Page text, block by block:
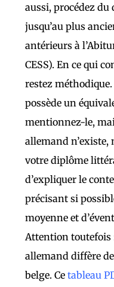
aussi, procédez
jusqu’au plus
antérieurs à
CESS). En ce qui
restez
possède un
mentionnez-le,
allemand n’existe,
votre diplôme
d’expliquer le
précisant si
moyenne et
Attention toutefois
allemand diffère
belge. Ce tableau